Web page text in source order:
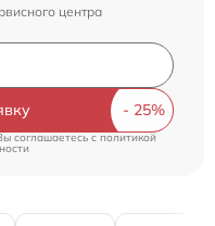
центра
соглашаетесь c политикой